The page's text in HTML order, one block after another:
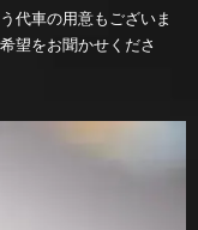
代車の用意もございま
望をお聞かせくださ